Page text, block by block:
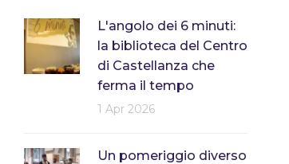
L'angolo dei 6 minuti:
la biblioteca del Centro
di Castellanza che
ferma il tempo
1 Apr 2026
Un pomeriggio diverso